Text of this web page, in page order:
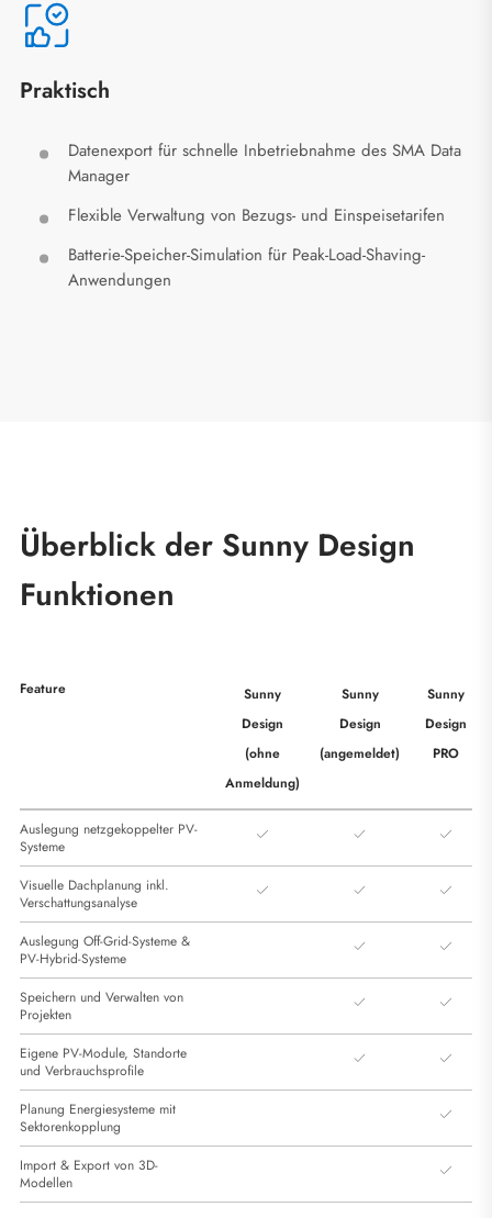
Praktisch
Datenexport für schnelle Inbetriebnahme des SMA Data
Manager
Flexible Verwaltung von Bezugs- und Einspeisetarifen
Batterie-Speicher-Simulation für Peak-Load-Shaving-
Anwendungen
Überblick der Sunny Design
Funktionen
Feature
Sunny
Design
(ohne
Anmeldung)
Sunny
Design
(angemeldet)
Sunny
Design
PRO
Auslegung netzgekoppelter PV-
Systeme
Visuelle Dachplanung inkl.
Verschattungsanalyse
Auslegung Off-Grid-Systeme &
PV-Hybrid-Systeme
Speichern und Verwalten von
Projekten
Eigene PV-Module, Standorte
und Verbrauchsprofile
Planung Energiesysteme mit
Sektorenkopplung
Import & Export von 3D-
Modellen